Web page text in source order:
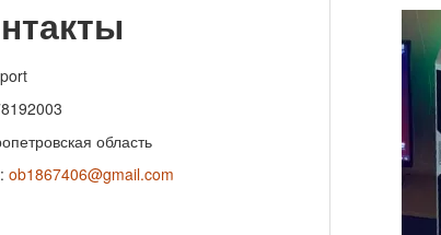
область
ob1867406@gmail.com